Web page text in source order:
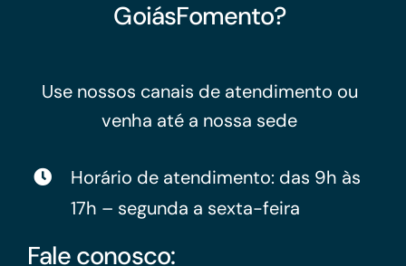
GoiásFomento?
Use nossos canais de atendimento ou
venha até a nossa sede
Horário de atendimento: das 9h às
17h – segunda a sexta-feira
Fale conosco: